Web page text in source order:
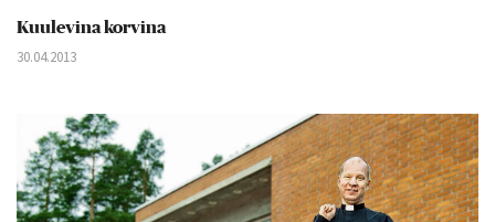
Kuulevina korvina
30.04.2013